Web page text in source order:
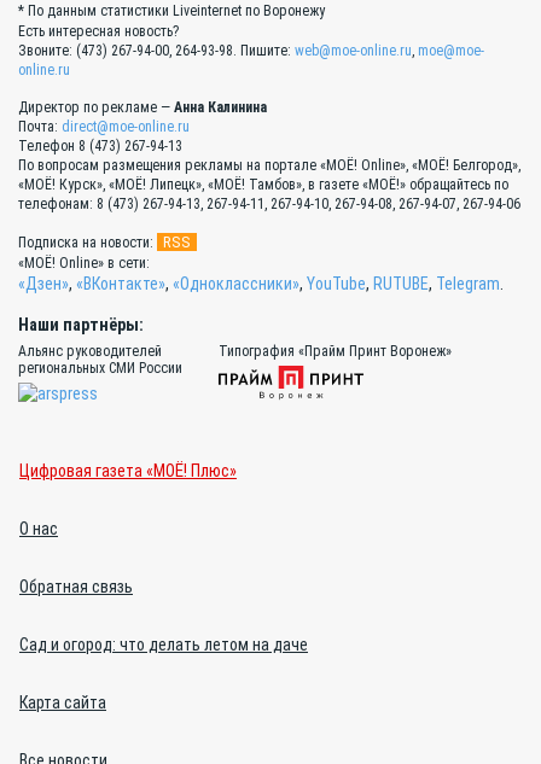
* По данным статистики Liveinternet по Воронежу
Есть интересная новость?
Звоните: (473) 267-94-00, 264-93-98. Пишите: web@moe-online.ru, moe@moe-
online.ru
Директор по рекламе — Анна Калинина
Почта: direct@moe-online.ru
Телефон 8 (473) 267-94-13
По вопросам размещения рекламы на портале «МОЁ! Online», «МОЁ! Белгород»,
«МОЁ! Курск», «МОЁ! Липецк», «МОЁ! Тамбов», в газете «МОЁ!» обращайтесь по
телефонам: 8 (473) 267-94-13, 267-94-11, 267-94-10, 267-94-08, 267-94-07, 267-94-06
Подписка на новости: RSS
«МОЁ! Online» в сети:
«Дзен», «ВКонтакте», «Одноклассники», YouTube, RUTUBE, Telegram
Наши партнёры:
Альянс руководителей
региональных СМИ России
Типография «Прайм Принт Воронеж»
Цифровая газета «МОЁ! Плюс»
О нас
Обратная связь
Сад и огород: что делать летом на даче
Карта сайта